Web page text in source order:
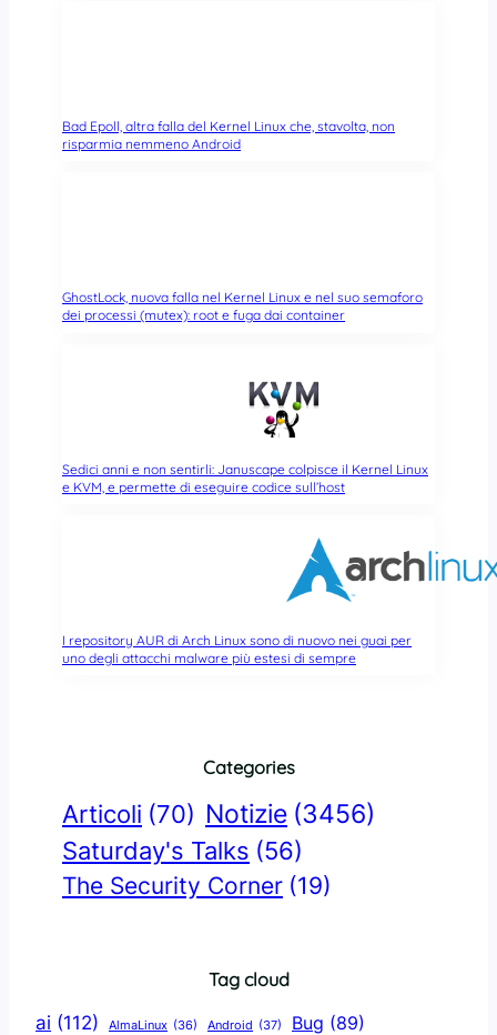
Bad Epoll, altra falla del Kernel Linux che, stavolta, non
risparmia nemmeno Android
GhostLock, nuova falla nel Kernel Linux e nel suo semaforo
dei processi (mutex): root e fuga dai container
Sedici anni e non sentirli: Januscape colpisce il Kernel Linux
e KVM, e permette di eseguire codice sull’host
I repository AUR di Arch Linux sono di nuovo nei guai per
uno degli attacchi malware più estesi di sempre
Categories
Articoli (70) Notizie (3456)
Saturday's Talks (56)
The Security Corner (19)
Tag cloud
ai (112) AlmaLinux (36) Android (37) Bug (89)